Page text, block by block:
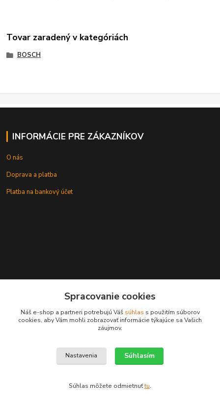
Tovar zaradený v kategóriách
BOSCH
INFORMÁCIE PRE ZÁKAZNÍKOV
O nás
Doprava a platba
Platba na bankový účet
leksunsro@gmail.com
Upravit sběr cookies.
Spracovanie cookies
Náš e-shop a partneri potrebujú Váš súhlas s použitím súborov
cookies, aby Vám mohli zobrazovať informácie týkajúce sa Vašich
záujmov.
Nastavenia Súhlasím
Súhlas môžete odmietnuťtu.